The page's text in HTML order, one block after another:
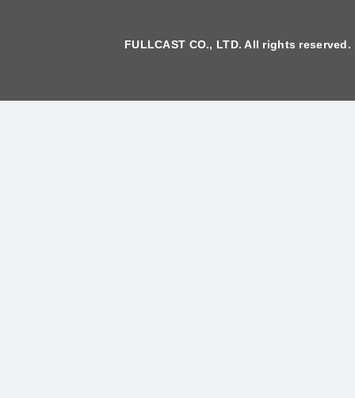
FULLCAST CO., LTD. All rights reserved.